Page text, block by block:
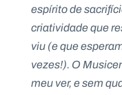
espírito de
criatividade que
viu (e que
vezes!). O
meu ver, e sem
e
n
d
a
n
t
a
c
o
s